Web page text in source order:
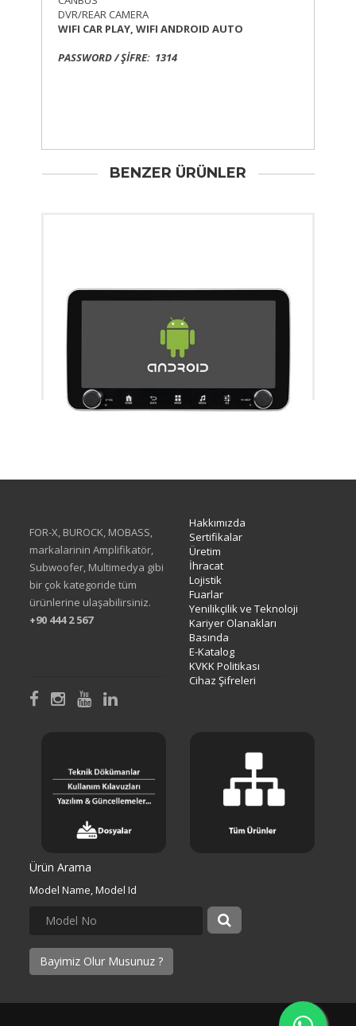
DVR/REAR CAMERA
WIFI CAR PLAY, WIFI ANDROID AUTO
PASSWORD / ŞİFRE: 1314
BENZER ÜRÜNLER
FOR-X, BUROCK, MOBASS,
markalarinin Amplifikatör,
Subwoofer, Multimedya gibi
bir çok kategoride tüm
ürünlerine ulaşabilirsiniz.
+90 444 2 567
Hakkımızda
Sertifikalar
Üretim
İhracat
Lojistik
Fuarlar
Yenilikçilik ve Teknoloji
Kariyer Olanakları
Basında
E-Katalog
KVKK Politikası
Cihaz Şifreleri
Ürün Arama
Model Name, Model Id
Bayimiz Olur Musunuz ?